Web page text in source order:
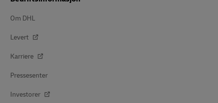
Om DHL
Levert
Karriere
Pressesenter
Investorer